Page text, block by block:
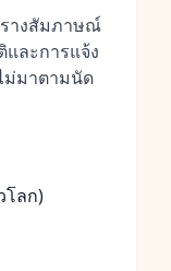
รางสัมภาษณ์
ละการแจ้ง
ม่มาตามนัด
โลก)